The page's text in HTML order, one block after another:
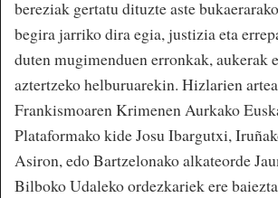
bereziak gertatu dituzte aste
begira jarriko dira egia, justizia eta
duten mugimenduen erronkak, aukerak
aztertzeko helburuarekin. Hizlarien
Frankismoaren Krimenen Aurkako
Plataformako kide Josu Ibargutxi,
Asiron, edo Bartzelonako alkateorde
Bilboko Udaleko ordezkariek ere